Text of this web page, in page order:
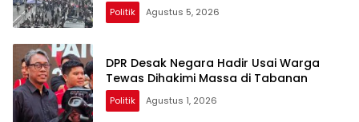
Politik Agustus 5, 2026
DPR Desak Negara Hadir Usai Warga
Tewas Dihakimi Massa di Tabanan
Politik Agustus 1, 2026